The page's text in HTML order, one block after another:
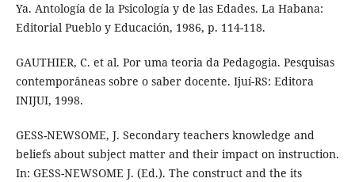
Ya. Antología de la Psicología y de las Edades. La Habana:
Editorial Pueblo y Educación, 1986, p. 114-118.
GAUTHIER, C. et al. Por uma teoria da Pedagogia. Pesquisas
contemporâneas sobre o saber docente. Ijuí-RS: Editora
INIJUI, 1998.
GESS-NEWSOME, J. Secondary teachers knowledge and
beliefs about subject matter and their impact on instruction.
In: GESS-NEWSOME J. (Ed.). The construct and the its